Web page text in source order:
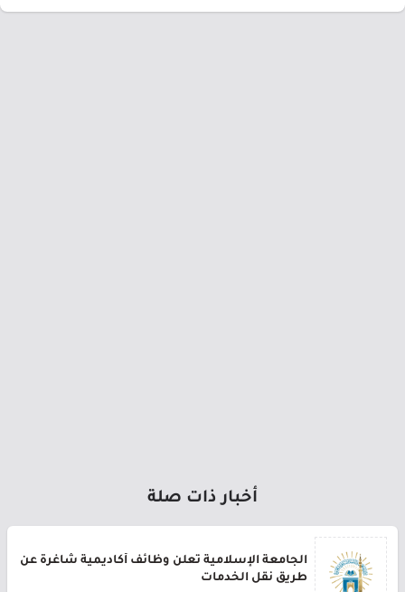
أخبار ذات صلة
الجامعة الإسلامية تعلن وظائف أكاديمية شاغرة عن
طريق نقل الخدمات